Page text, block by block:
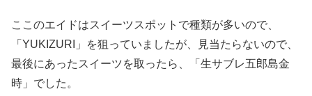
ここのエイドはスイーツスポットで種類が多いので、
「YUKIZURI」を狙っていましたが、見当たらないので、
最後にあったスイーツを取ったら、「生サブレ五郎島金
時」でした。